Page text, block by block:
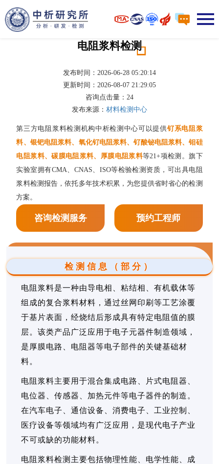
电阻浆料检测
发布时间：2026-06-28 05:20:14
更新时间：2026-08-07 21:29:05
咨询点击量： 24
发布来源： 材料检测中心
第三方电阻浆料检测机构中析检测中心可以提供钌系电阻浆
料、银钯电阻浆料、氧化钌电阻浆料、钌酸铋电阻浆料、钼硅
电阻浆料、碳膜电阻浆料、厚膜电阻浆料等21+项检测。旗下
实验室拥有CMA、CNAS、ISO等检验检测资质，可出具电阻
浆料检测报告，依托多年技术积累，为您提供省时省心的检测
方案。
咨询检测服务 预约工程师
检测信息（部分）
电阻浆料是一种由导电相、粘结相、有机载体等
组成的复合浆料材料，通过丝网印刷等工艺涂覆
于基片表面，经烧结后形成具有特定电阻值的膜
层。该类产品广泛应用于电子元器件制造领域，
是厚膜电路、电阻器等电子部件的关键基础材
料。
电阻浆料主要用于混合集成电路、片式电阻器、
电位器、传感器、加热元件等电子器件的制造。
在汽车电子、通信设备、消费电子、工业控制、
医疗设备等领域均有广泛应用，是现代电子产业
不可或缺的功能材料。
电阻浆料检测主要包括物理性能、电学性能、成